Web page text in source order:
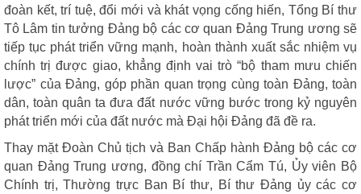
đoàn kết, trí tuệ, đổi mới và khát vọng cống hiến, Tổng Bí thư
Tô Lâm tin tưởng Đảng bộ các cơ quan Đảng Trung ương sẽ
tiếp tục phát triển vững mạnh, hoàn thành xuất sắc nhiệm vụ
chính trị được giao, khẳng định vai trò “bộ tham mưu chiến
lược” của Đảng, góp phần quan trọng cùng toàn Đảng, toàn
dân, toàn quân ta đưa đất nước vững bước trong kỷ nguyên
phát triển mới của đất nước mà Đại hội Đảng đã đề ra.
Thay mặt Đoàn Chủ tịch và Ban Chấp hành Đảng bộ các cơ
quan Đảng Trung ương, đồng chí Trần Cẩm Tú, Ủy viên Bộ
Chính trị, Thường trực Ban Bí thư, Bí thư Đảng ủy các cơ